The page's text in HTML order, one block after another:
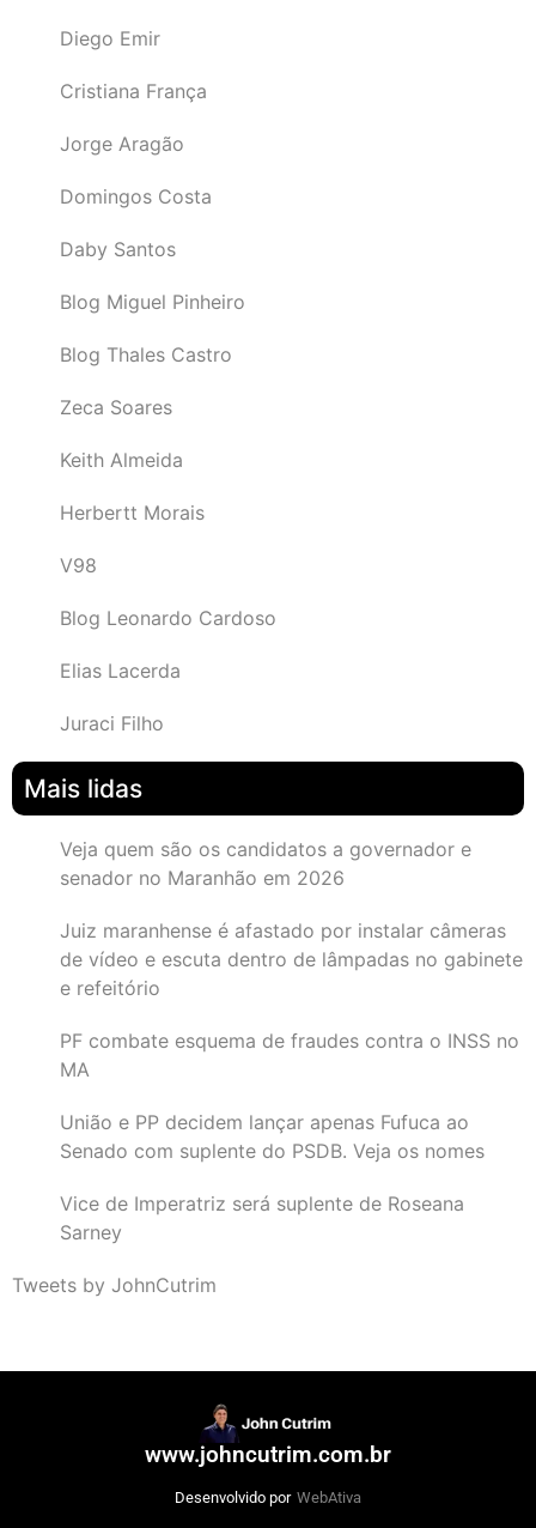
Diego Emir
Cristiana França
Jorge Aragão
Domingos Costa
Daby Santos
Blog Miguel Pinheiro
Blog Thales Castro
Zeca Soares
Keith Almeida
Herbertt Morais
V98
Blog Leonardo Cardoso
Elias Lacerda
Juraci Filho
Mais lidas
Veja quem são os candidatos a governador e
senador no Maranhão em 2026
Juiz maranhense é afastado por instalar câmeras
de vídeo e escuta dentro de lâmpadas no gabinete
e refeitório
PF combate esquema de fraudes contra o INSS no
MA
União e PP decidem lançar apenas Fufuca ao
Senado com suplente do PSDB. Veja os nomes
Vice de Imperatriz será suplente de Roseana
Sarney
Tweets by JohnCutrim
www.johncutrim.com.br
Desenvolvido por WebAtiva